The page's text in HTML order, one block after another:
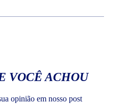
VOCÊ ACHOU
opinião em nosso post